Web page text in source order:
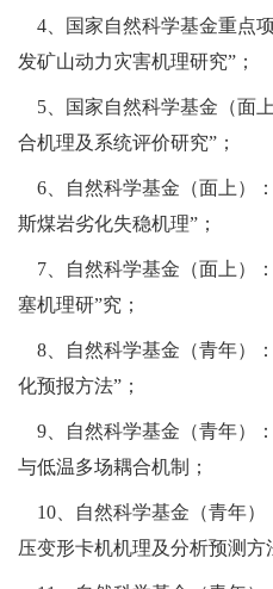
4、国家自然科学基金重点
发矿山动力灾害机理研究”；
5、国家自然科学基金（面
合机理及系统评价研究”；
6、自然科学基金（面上）
斯煤岩劣化失稳机理”；
7、自然科学基金（面上）
塞机理研”究；
8、自然科学基金（青年）
化预报方法”；
9、自然科学基金（青年）
与低温多场耦合机制；
10、自然科学基金（青年）
压变形卡机机理及分析预测方